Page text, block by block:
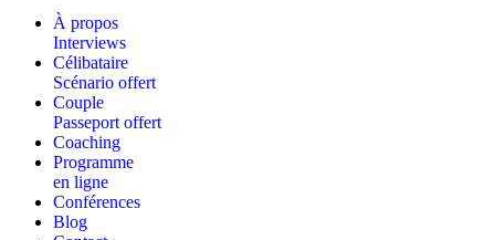
À propos
Interviews
Célibataire
Scénario offert
Couple
Passeport offert
Coaching
Programme
en ligne
Conférences
Blog